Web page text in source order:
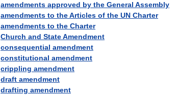
amendments approved by the General Assembly
amendments to theArticles of the UN Charter
amendments to the Charter
Church and StateAmendment
consequential amendment
constitutional amendment
crippling amendment
draft amendment
drafting amendment